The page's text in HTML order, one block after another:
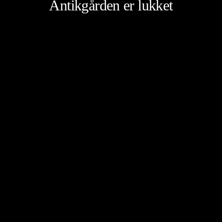
Antikgården er lukket